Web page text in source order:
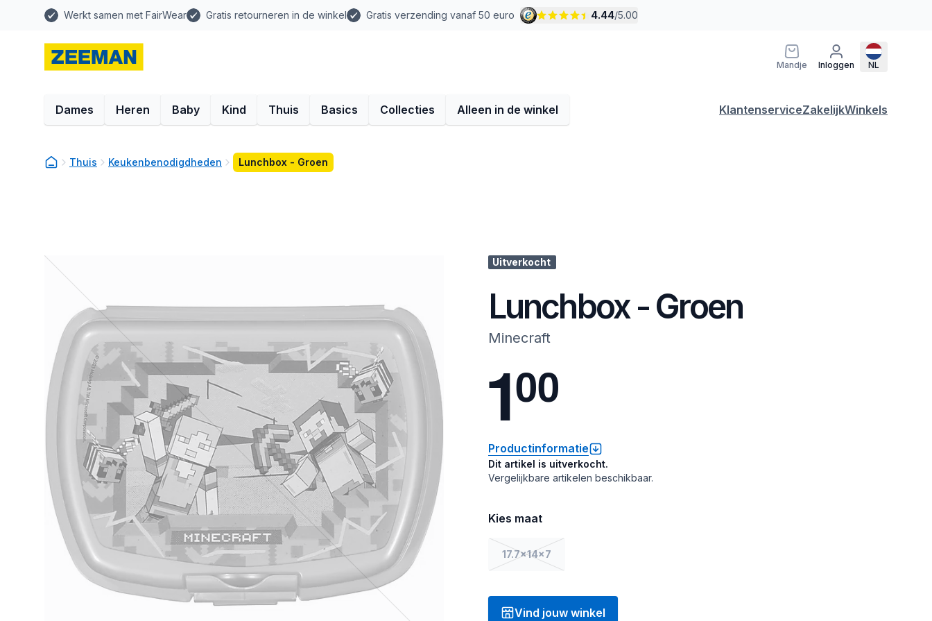
Werkt samen met FairWear Gratis retourneren in de winkel Gratis verzending vanaf 50 euro 4.44/5.00
Mandje Inloggen NL
Dames Heren Baby Kind Thuis Basics Collecties Alleen in de winkel KlantenserviceZakelijkWinkels
Thuis Keukenbenodigdheden Lunchbox - Groen
Uitverkocht
Lunchbox - Groen
Minecraft
100
Productinformatie
Dit artikel is uitverkocht.
Vergelijkbare artikelen beschikbaar.
Kies maat
17.7x14x7
Vind jouw winkel